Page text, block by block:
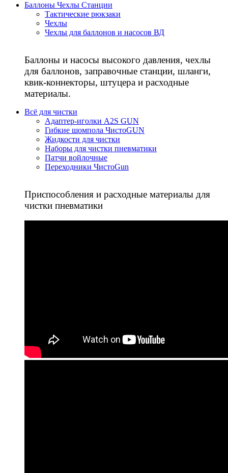
Баллоны Чехлы Станции
Тактические рюкзаки
Чехлы
Чехлы для баллонов и насосов ВД
Баллоны и насосы высокого давления, чехлы
для баллонов, заправочные станции, шланги,
квик-коннекторы, штуцера и расходные
материалы.
Всё для чистки
Адаптер-иголки A2S GUN
Гибкие шомпола ЧистоGUN
Жидкости для чистки
Наборы для чистки пневматики
Патчи войлочные
Переходники ЧистоGun
Приспособления и расходные материалы для
чистки пневматики